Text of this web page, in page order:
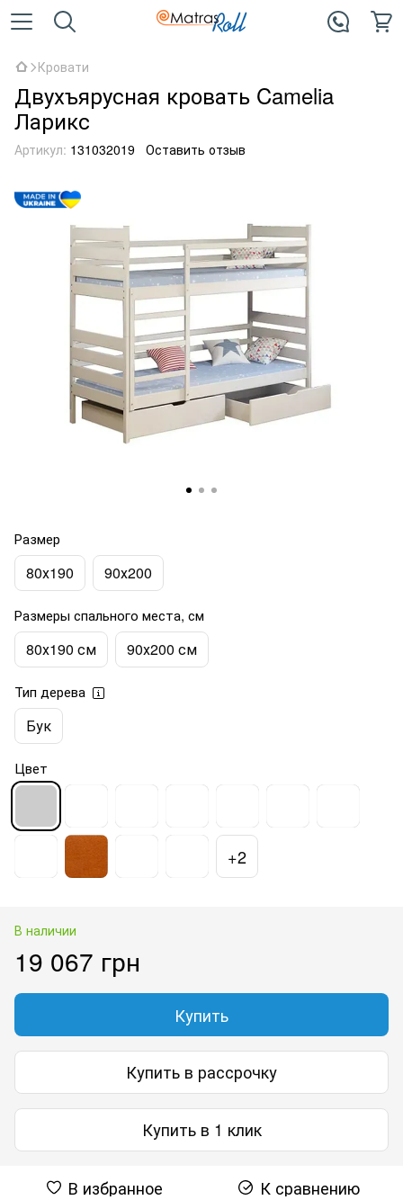
Кровати
Двухъярусная кровать Camelia
Ларикс
Артикул: 131032019 Оставить отзыв
Размер
80х190 90х200
Размеры спального места, см
80х190 см 90х200 см
Тип дерева
Бук
Цвет
+2
В наличии
19 067 грн
Купить
Купить в рассрочку
Купить в 1 клик
В избранное К сравнению